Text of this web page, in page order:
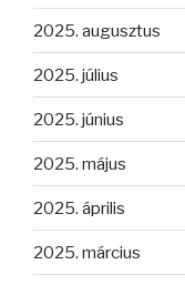
2025. augusztus
2025. július
2025. június
2025. május
2025. április
2025. március